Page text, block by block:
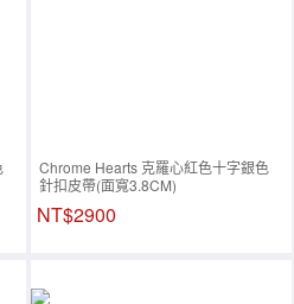
Chrome Hearts 克羅心紅色十字銀色
針扣皮帶(面寬3.8CM)
NT$2900